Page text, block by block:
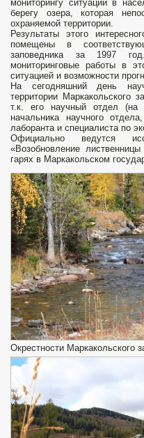
мониторингу ситуации в
берегу озера, которая
охраняемой территории.
Результаты этого
помещены в
заповедника за 1997
мониторинговые работы в
ситуацией и возможности
На сегодняшний день
территории Маркакольского
т.к. его научный отдел (на
начальника научного
лаборанта и специалиста по
Официально ведутся
«Возобновление
гарях в Маркакольском
Окрестности Маркакольского